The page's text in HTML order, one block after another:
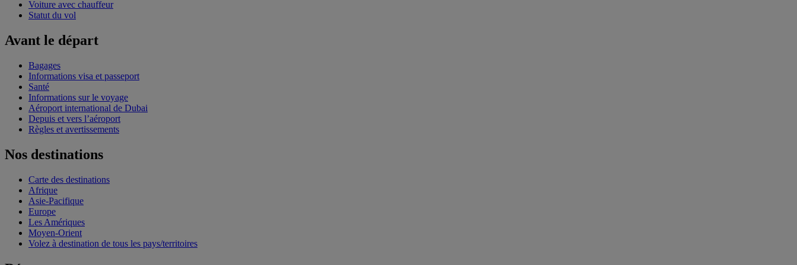
Voiture avec chauffeur
Statut du vol
Avant le départ
Bagages
Informations visa et passeport
Santé
Informations sur le voyage
Aéroport international de Dubai
Depuis et vers l’aéroport
Règles et avertissements
Nos destinations
Carte des destinations
Afrique
Asie-Pacifique
Europe
Les Amériques
Moyen-Orient
Volez à destination de tous les pays/territoires